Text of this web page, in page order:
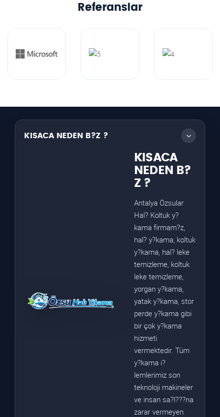
Referanslar
KISACA NEDEN B?Z ?
KISACA
NEDEN B?
Z ?
Antalya Özsular
Hal? Koltuk y?
kama firmam?z,
hal? y?kama, koltuk
y?kama, hal? leke
temizleme, koltuk
leke temizleme,
yorgan y?kama,
yatak y?kama, stor
perde y?kama gibi
bir çok y?kama
hizmeti
vermektedir. Tüm
y?kama i?
lemlerimiz son
teknoloji makineler
ve insan sa?l???na
zarar vermeyen